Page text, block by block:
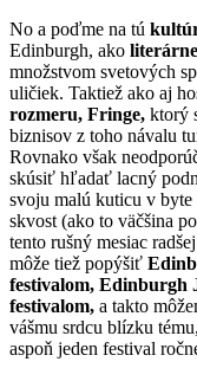
No a poďme na tú
Edinburgh, ako
množstvom svetových
uličiek. Taktiež ako aj
rozmeru, Fringe, ktorý
biznisov z toho návalu
Rovnako však
skúsiť hľadať lacný
svoju malú kuticu v
skvost (ako to väčšina
tento rušný mesiac
môže tiež popýšiť
festivalom, Edinburgh
festivalom, a takto
vášmu srdcu blízku
aspoň jeden festival